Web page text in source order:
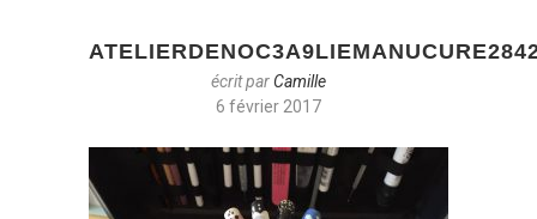
écrit parCamille
6 février 2017